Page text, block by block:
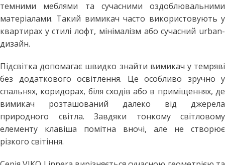
темними меблями та сучасними оздоблювальними
матеріалами. Такий вимикач часто використовують у
квартирах у стилі лофт, мінімалізм або сучасний urban-
дизайн.
Підсвітка допомагає швидко знайти вимикач у темряві
без додаткового освітлення. Це особливо зручно у
спальнях, коридорах, біля сходів або в приміщеннях, де
вимикач розташований далеко від джерела
природного світла. Завдяки тонкому світловому
елементу клавіша помітна вночі, але не створює
різкого світіння.